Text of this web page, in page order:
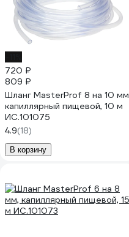
720 ₽
809 ₽
Шланг MasterProf 8 на 10 мм
капиллярный пищевой, 10 м
ИС.101075
4.9(18)
В корзину